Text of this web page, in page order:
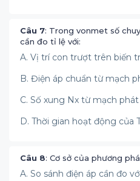
Câu 7: Trong vonmet số
cần đo tỉ lệ với:
A. Vị trí con trượt trên biến
B. Điện áp chuẩn từ mạch
C. Số xung Nx từ mạch
D. Thời gian hoạt động của
Câu 8: Cơ sở của phương
A. So sánh điện áp cần đo